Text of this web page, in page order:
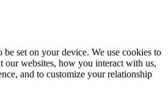
be set on your device. We use cookies to
our websites, how you interact with us,
and to customize your relationship